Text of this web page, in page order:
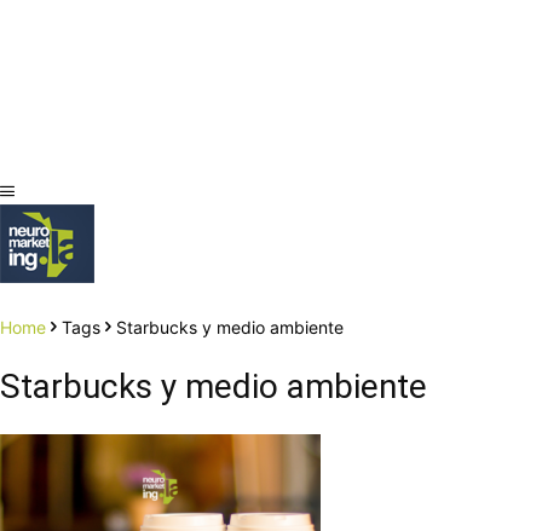
Home Tags Starbucks y medio ambiente
Starbucks y medio ambiente